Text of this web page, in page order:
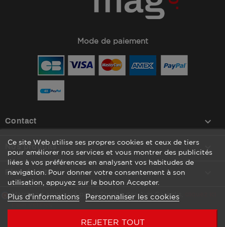
Mode de paiement
Contact keyboard_arrow_down
Nos produits 
Plan du site
Marchand approuvé par la Société des Avis Garantis,
Ce site Web utilise ses propres cookies et ceux de tiers
pour améliorer nos services et vous montrer des publicités
liées à vos préférences en analysant vos habitudes de
navigation. Pour donner votre consentement à son
utilisation, appuyez sur le bouton Accepter.
Plus d'informations Personnaliser les cookies
REJETER TOUT